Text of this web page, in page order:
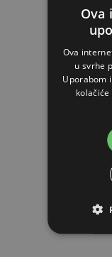
Ova
Ova
u svrhe
Uporabom